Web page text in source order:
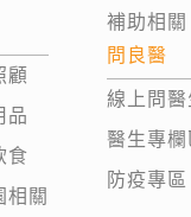
顧
品
食
相關
補助相關
問良醫
線上問醫
醫生專欄
防疫專區